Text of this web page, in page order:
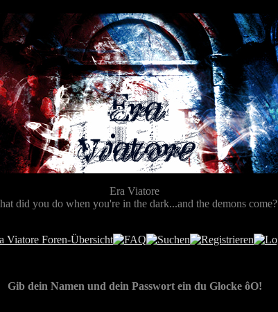
Era Viatore
did you do when you're in the dark...and the demons come?
Gib dein Namen und dein Passwort ein du Glocke ôO!